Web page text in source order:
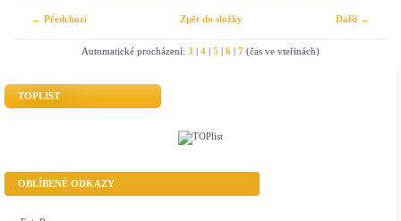
← Předchozí Další →
Zpět do složky
Automatické procházení: 3 | 4 | 5 | 6 | 7 (čas ve vteřinách)
TOPLIST
OBLÍBENÉ ODKAZY